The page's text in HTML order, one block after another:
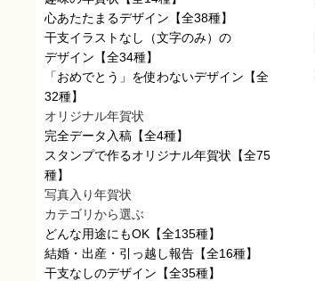
心あたたまるデザイン 【全38種】
干支イラストなし（文字のみ）の
デザイン 【全34種】
「おめでとう」を使わないデザイン 【全
32種】
オリジナル年賀状
完全データ入稿【全4種】
スタンプで作るオリジナル年賀状 【全75
種】
写真入り年賀状
カテゴリから選ぶ
どんな用途にもOK【全135種】
結婚・出産・引っ越し報告【全16種】
干支なしのデザイン 【全35種】